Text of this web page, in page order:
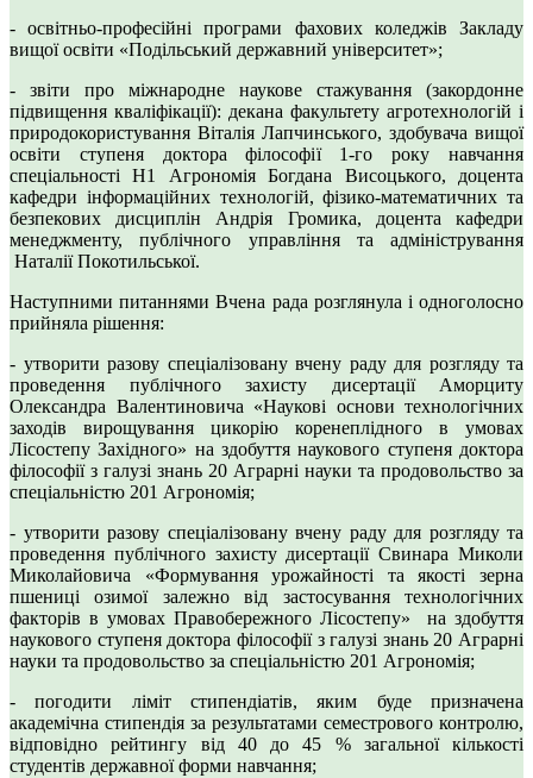
- освітньо-професійні програми фахових коледжів Закладу
вищої освіти «Подільський державний університет»;
- звіти про міжнародне наукове стажування (закордонне
підвищення кваліфікації): декана факультету агротехнологій і
природокористування Віталія Лапчинського, здобувача вищої
освіти ступеня доктора філософії 1-го року навчання
спеціальності Н1 Агрономія Богдана Висоцького, доцента
кафедри інформаційних технологій, фізико-математичних та
безпекових дисциплін Андрія Громика, доцента кафедри
менеджменту, публічного управління та адміністрування
Наталії Покотильської.
Наступними питаннями Вчена рада розглянула і одноголосно
прийняла рішення:
- утворити разову спеціалізовану вчену раду для розгляду та
проведення публічного захисту дисертації Аморциту
Олександра Валентиновича «Наукові основи технологічних
заходів вирощування цикорію коренеплідного в умовах
Лісостепу Західного» на здобуття наукового ступеня доктора
філософії з галузі знань 20 Аграрні науки та продовольство за
спеціальністю 201 Агрономія;
- утворити разову спеціалізовану вчену раду для розгляду та
проведення публічного захисту дисертації Свинара Миколи
Миколайовича «Формування урожайності та якості зерна
пшениці озимої залежно від застосування технологічних
факторів в умовах Правобережного Лісостепу» на здобуття
наукового ступеня доктора філософії з галузі знань 20 Аграрні
науки та продовольство за спеціальністю 201 Агрономія;
- погодити ліміт стипендіатів, яким буде призначена
академічна стипендія за результатами семестрового контролю,
відповідно рейтингу від 40 до 45 % загальної кількості
студентів державної форми навчання;